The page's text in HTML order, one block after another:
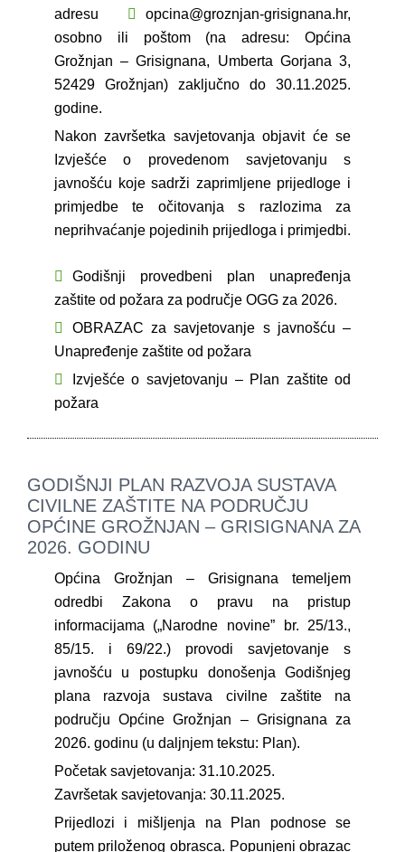
adresu
opcina@groznjan-grisignana.hr,
osobno ili poštom (na adresu: Općina
Grožnjan – Grisignana, Umberta Gorjana 3,
52429 Grožnjan) zaključno do 30.11.2025.
godine.
Nakon završetka savjetovanja objavit će se
Izvješće o provedenom savjetovanju s
javnošću koje sadrži zaprimljene prijedloge i
primjedbe te očitovanja s razlozima za
neprihvaćanje pojedinih prijedloga i primjedbi.
Godišnji provedbeni plan unapređenja
zaštite od požara za područje OGG za 2026.
OBRAZAC za savjetovanje s javnošću –
Unapređenje zaštite od požara
Izvješće o savjetovanju – Plan zaštite od
požara
GODIŠNJI PLAN RAZVOJA SUSTAVA
CIVILNE ZAŠTITE NA PODRUČJU
OPĆINE GROŽNJAN – GRISIGNANA ZA
2026. GODINU
Općina Grožnjan – Grisignana temeljem
odredbi Zakona o pravu na pristup
informacijama („Narodne novine” br. 25/13.,
85/15. i 69/22.) provodi savjetovanje s
javnošću u postupku donošenja Godišnjeg
plana razvoja sustava civilne zaštite na
području Općine Grožnjan – Grisignana za
2026. godinu (u daljnjem tekstu: Plan).
Početak savjetovanja: 31.10.2025.
Završetak savjetovanja: 30.11.2025.
Prijedlozi i mišljenja na Plan podnose se
putem priloženog obrasca. Popunjeni obrazac